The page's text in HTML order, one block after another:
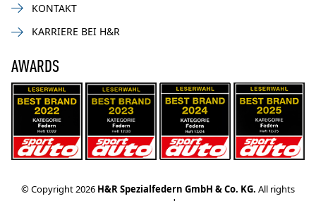
KONTAKT
KARRIERE BEI H&R
AWARDS
© Copyright 2026 H&R Spezialfedern GmbH & Co. KG. All rights